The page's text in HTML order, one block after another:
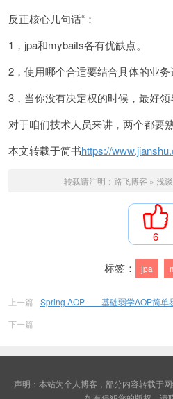
反正核心几句话“：
1，jpa和mybaits各有优缺点。
2，使用哪个合适要结合具体的业务
3，当你没有决定权的时候，最好领
对于咱们技术人员来讲，两个都要
本文转载于简书https://
转载请注明： 路飞博客 » 浅
6
标签： jpa
上一篇
Spring AOP——基础弱学AOP简单
下一篇
声明：本站为个人博客，部分内容转载于